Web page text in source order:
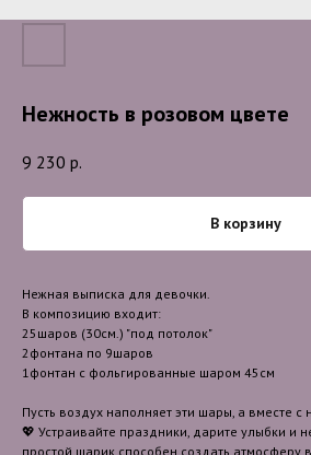
Нежность в розовом цвете
9 230 р.
В корзину
Нежная выписка для девочки.
В композицию входит:
25шаров (30см.) "под потолок"
2фонтана по 9шаров
1фонтан с фольгированные шаром 45см
Пусть воздух наполняет эти шары, а вместе
💖 Устраивайте праздники, дарите улыбки и
простой шарик способен создать атмосферу